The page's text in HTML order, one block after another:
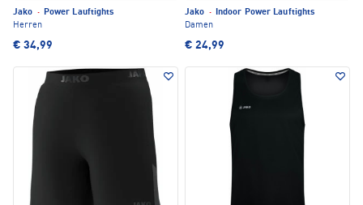
Jako · Power Lauftights
Herren
€ 34,99
Jako · Indoor Power Lauftights
Damen
€ 24,99